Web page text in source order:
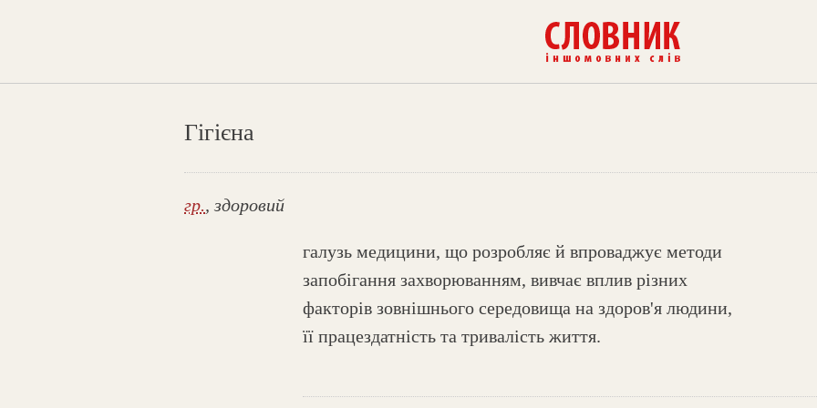
Гігієна
гр., здоровий
галузь медицини, що розробляє й впроваджує методи
запобігання захворюванням, вивчає вплив різних
факторів зовнішнього середовища на здоров'я людини,
її працездатність та тривалість життя.